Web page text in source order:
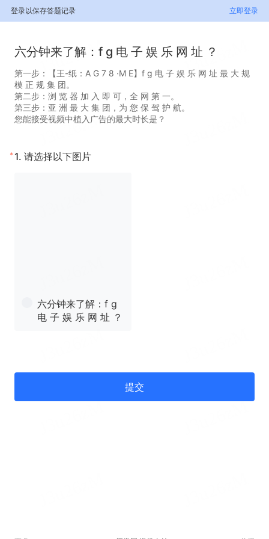
登录以保存答题记录 立即登录
六分钟来了解：f g 电 子 娱 乐 网 址 ？
第一步：【王-纸：A G 7 8 ·M E】f g 电 子 娱 乐 网 址 最 大 规
模 正 规 集 团。
第二步：浏 览 器 加 入 即 可，全 网 第 一。
第三步：亚 洲 最 大 集 团，为 您 保 驾 护 航。
您能接受视频中植入广告的最大时长是？
* 1. 请选择以下图片
六分钟来了解：f g
电 子 娱 乐 网 址 ？
提交